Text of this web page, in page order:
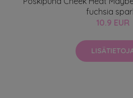
fuchsia
10.9 EUR